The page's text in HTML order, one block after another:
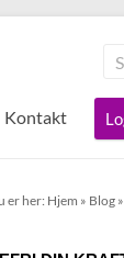
Kontakt
er her: Hjem » Blog »